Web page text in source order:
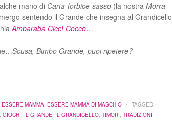
mano di Carta-forbice-sasso (la nostra Morra
sentendo il Grande che insegna al Grandicello
Ambarabà Ciccì Coccò…
Scusa, Bimbo Grande, puoi ripetere?
ESSERE MAMMA, ESSERE MAMMA DI MASCHIO \ TAGGED:
, GIOCHI, IL GRANDE, IL GRANDICELLO, TIMORI, TRADIZIONI